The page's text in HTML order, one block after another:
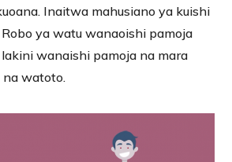
Inaitwa mahusiano ya kuishi
ya watu wanaoishi pamoja
wanaishi pamoja na mara
watoto.